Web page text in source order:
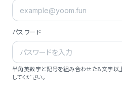
パスワード
半角英数字と記号を組み合わせた8文字以
してください。